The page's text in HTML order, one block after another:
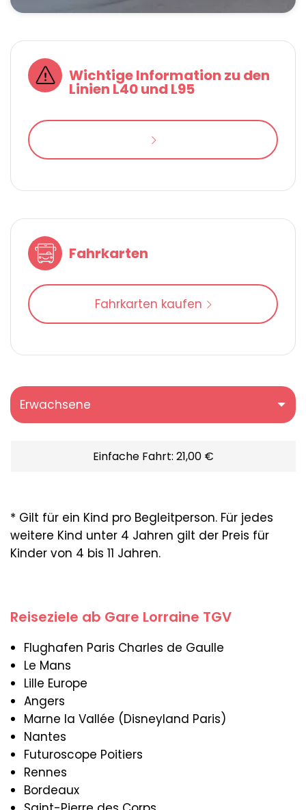
Wichtige Information zu den
Linien L40 und L95
Fahrkarten
Fahrkarten kaufen
Erwachsene
Einfache Fahrt: 21,00 €
* Gilt für ein Kind pro Begleitperson. Für jedes
weitere Kind unter 4 Jahren gilt der Preis für
Kinder von 4 bis 11 Jahren.
Reiseziele ab Gare Lorraine TGV
Flughafen Paris Charles de Gaulle
Le Mans
Lille Europe
Angers
Marne la Vallée (Disneyland Paris)
Nantes
Futuroscope Poitiers
Rennes
Bordeaux